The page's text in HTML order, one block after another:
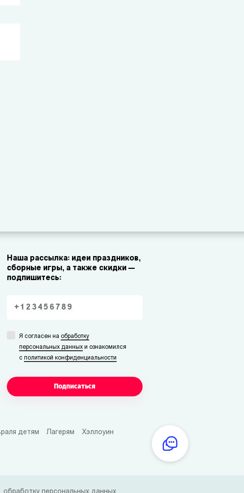
детям Лагерям Хэллоуин
Наша рассылка: идеи праздников,
сборные игры, а также скидки —
подпишитесь:
Я согласен на обработку
персональных данных и ознакомился
сполитикой конфиденциальности
Подписаться